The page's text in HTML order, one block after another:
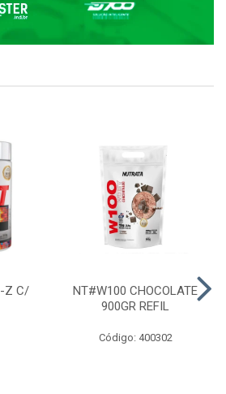
Z C/
NT#W100 CHOCOLATE
900GR REFIL
Código: 400302